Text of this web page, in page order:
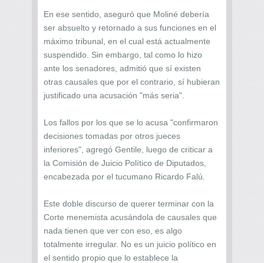
En ese sentido, aseguró que Moliné debería
ser absuelto y retornado a sus funciones en el
máximo tribunal, en el cual está actualmente
suspendido. Sin embargo, tal como lo hizo
ante los senadores, admitió que sí existen
otras causales que por el contrario, sí hubieran
justificado una acusación "más seria".
Los fallos por los que se lo acusa "confirmaron
decisiones tomadas por otros jueces
inferiores", agregó Gentile, luego de criticar a
la Comisión de Juicio Político de Diputados,
encabezada por el tucumano Ricardo Falú.
Este doble discurso de querer terminar con la
Corte menemista acusándola de causales que
nada tienen que ver con eso, es algo
totalmente irregular. No es un juicio político en
el sentido propio que lo establece la